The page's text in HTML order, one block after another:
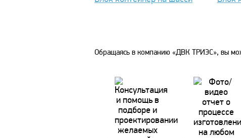
Обращаясь в компанию «ДВК ТРИЭС», вы